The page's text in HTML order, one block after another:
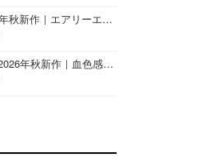
キャンメイク26年秋新作｜エアリーエクステンションライナー＆カールスナイパーマスカラ新色をレビュー
デイジードール2026年秋新作｜血色感が可愛い♡『パウダー ブラッシュ ブルーム』新3色をレビュー